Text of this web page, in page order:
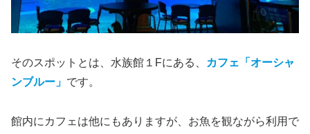
そのスポットとは、水族館１Fにある、
カフェ「オーシャ
ンブルー」 です。
館内にカフェは他にもありますが、お魚を観ながら利用で